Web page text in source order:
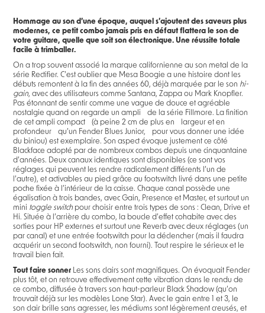
Hommage au son d’une époque, auquel s’ajoutent des saveurs plus
modernes, ce petit combo jamais pris en défaut flattera le son de
votre guitare, quelle que soit son électronique. Une réussite totale
facile à trimballer.
On a trop souvent associé la marque californienne au son metal de la
série Rectifier. C’est oublier que Mesa Boogie a une histoire dont les
débuts remontent à la fin des années 60, déjà marquée par le son hi-
gain, avec des utilisateurs comme Santana, Zappa ou Mark Knopfler.
Pas étonnant de sentir comme une vague de douce et agréable
nostalgie quand on regarde un ampli de la série Fillmore. La finition
de cet ampli compact (à peine 2 cm de plus en largeur et en
profondeur qu’un Fender Blues Junior, pour vous donner une idée
du biniou) est exemplaire. Son aspect évoque justement ce côté
Blackface adopté par de nombreux combos depuis une cinquantaine
d’années. Deux canaux identiques sont disponibles (ce sont vos
réglages qui peuvent les rendre radicalement différents l’un de
l’autre), et activables au pied grâce au footswitch livré dans une petite
poche fixée à l’intérieur de la caisse. Chaque canal possède une
égalisation à trois bandes, avec Gain, Presence et Master, et surtout un
mini toggle switch pour choisir entre trois types de sons : Clean, Drive et
Hi. Située à l’arrière du combo, la boucle d’effet cohabite avec des
sorties pour HP externes et surtout une Reverb avec deux réglages (un
par canal) et une entrée footswitch pour la déclencher (mais il faudra
acquérir un second footswitch, non fourni). Tout respire le sérieux et le
travail bien fait.
Tout faire sonner Les sons clairs sont magnifiques. On évoquait Fender
plus tôt, et on retrouve effectivement cette vibration dans le rendu de
ce combo, diffusée à travers son haut-parleur Black Shadow (qu’on
trouvait déjà sur les modèles Lone Star). Avec le gain entre 1 et 3, le
son clair brille sans agresser, les médiums sont légèrement creusés, et